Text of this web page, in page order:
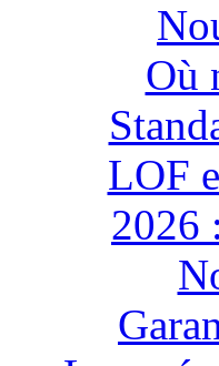
Où
LOF
2026